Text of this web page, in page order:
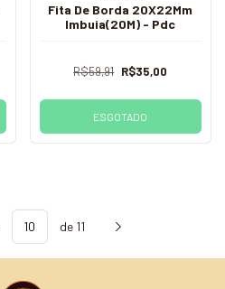
Fita De Borda 20X22Mm
Imbuia(20M) - Pdc
R$59,91 R$35,00
ESGOTADO
de 11